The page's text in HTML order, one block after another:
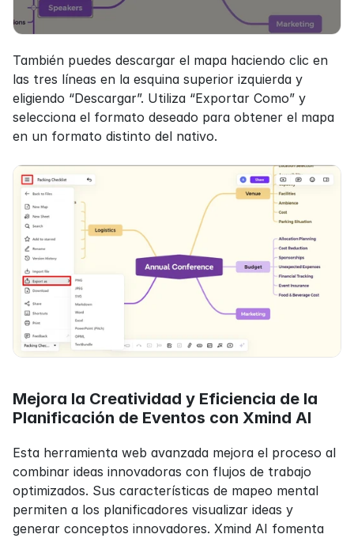
También puedes descargar el mapa haciendo clic en
las tres líneas en la esquina superior izquierda y
eligiendo “Descargar”. Utiliza “Exportar Como” y
selecciona el formato deseado para obtener el mapa
en un formato distinto del nativo.
Mejora la Creatividad y Eficiencia de la
Planificación de Eventos con Xmind AI
Esta herramienta web avanzada mejora el proceso al
combinar ideas innovadoras con flujos de trabajo
optimizados. Sus características de mapeo mental
permiten a los planificadores visualizar ideas y
generar conceptos innovadores. Xmind AI fomenta